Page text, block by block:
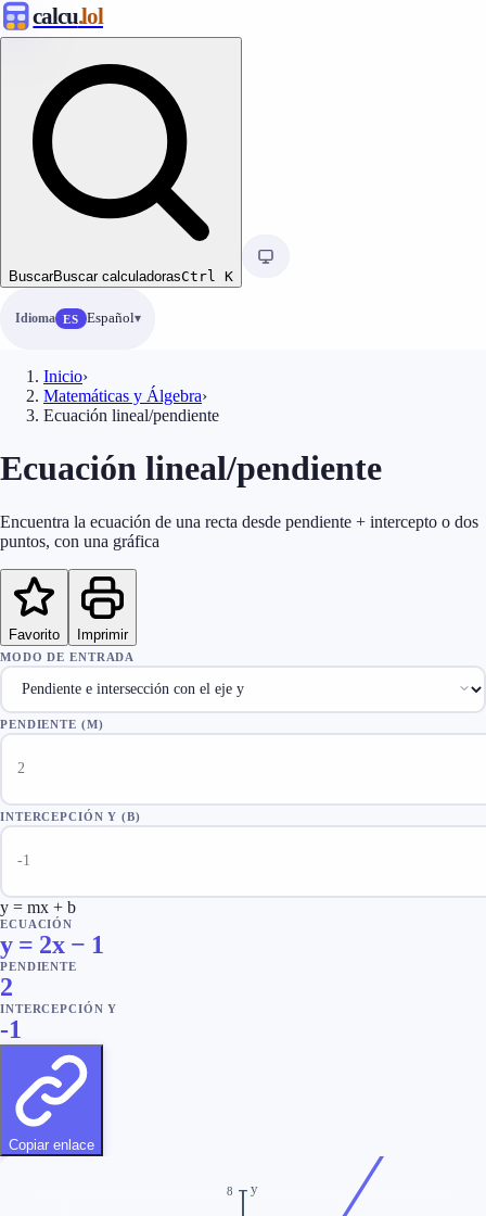
calcu.lol
BuscarBuscar calculadorasCtrl K
Idioma ES Español
Inicio›
Matemáticas y Álgebra›
Ecuación lineal/pendiente
Ecuación lineal/pendiente
Encuentra la ecuación de una recta desde pendiente + intercepto o dos
puntos, con una gráfica
Favorito Imprimir
MODO DE ENTRADA
PENDIENTE (M)
INTERCEPCIÓN Y (B)
y = mx + b
ECUACIÓN
y = 2x − 1
PENDIENTE
2
INTERCEPCIÓN Y
-1
Copiar enlace
y
8